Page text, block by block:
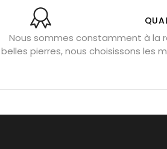
Obsidienne noire : danger ?
Pierres pour les examens
Nous sommes constamment à la
belles pierres, nous choisissons les